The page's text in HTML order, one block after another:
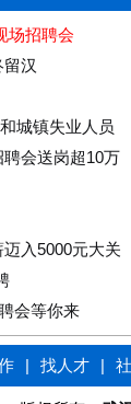
场招聘会
汉
城镇失业人员
会送岗超10万
入5000元大关
会等你来
| 找人才 |